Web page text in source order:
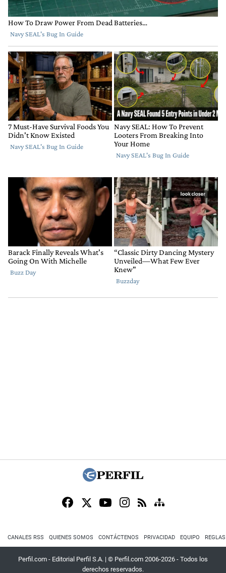
CANALES RSS QUIENES SOMOS CONTÁCTENOS PRIVACIDAD EQUIPO
Perfil.com - Editorial Perfil S.A. | © Perfil.com 2006-2026 - Todos los
derechos reservados.